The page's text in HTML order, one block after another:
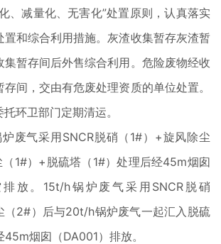
减量化、无害化”处置原则，认真落实
置和综合利用措施。灰渣收集暂存灰渣暂
集暂存间后外售综合利用。危险废物经收
间，交由有危废处理资质的单位处置。
环卫部门定期清运。
气采用SNCR脱硝（1#）+旋风除尘
（1#）+脱硫塔（1#）处理后经45m烟囱
排放。15t/h锅炉废气采用SNCR脱硝
（2#）后与20t/h锅炉废气一起汇入脱硫
烟囱（DA001）排放。